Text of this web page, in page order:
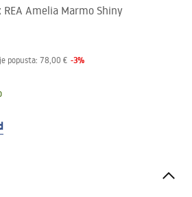
Amelia Marmo Shiny
popusta: 78,00 € -3%